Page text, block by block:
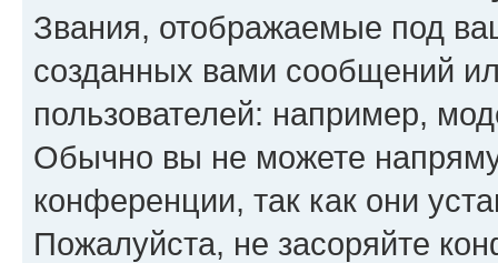
Звания, отображаемые под
созданных вами сообщений
пользователей: например,
Обычно вы не можете
конференции, так как они
Пожалуйста, не засоряйте